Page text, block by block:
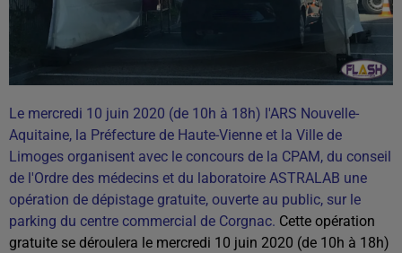
Le mercredi 10 juin 2020 (de 10h à 18h) l'ARS Nouvelle-
Aquitaine, la Préfecture de Haute-Vienne et la Ville de
Limoges organisent avec le concours de la CPAM, du conseil
de l'Ordre des médecins et du laboratoire ASTRALAB une
opération de dépistage gratuite, ouverte au public, sur le
parking du centre commercial de Corgnac. Cette opération
gratuite se déroulera le mercredi 10 juin 2020 (de 10h à 18h)